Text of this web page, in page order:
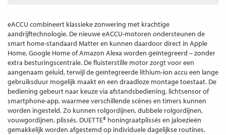
eACCU combineert klassieke zonwering met krachtige
aandrijftechnologie. De nieuwe eACCU-motoren ondersteunen de
smart home-standaard Matter en kunnen daardoor direct in Apple
Home, Google Home of Amazon Alexa worden geïntegreerd – zonder
extra besturingscentrale. De fluisterstille motor zorgt voor een
aangenaam geluid, terwijl de geïntegreerde lithium-ion accu een lange
gebruiksduur mogelijk maakt en een draadloze montage toestaat. De
bediening gebeurt naar keuze via afstandsbediening, lichtsensor of
smartphone-app, waarmee verschillende scènes en timers kunnen
worden ingesteld. Zo kunnen rolgordijnen, dubbele rolgordijnen,
vouwgordijnen, plissés, DUETTE® honingraatplissés en jaloezieën
gemakkelijk worden afgestemd op individuele dagelijkse routines.